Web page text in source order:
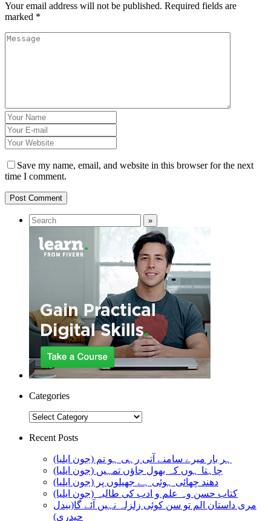
Your email address will not be published. Required fields are
marked *
Save my name, email, and website in this browser for the next
time I comment.
Categories
Categories
Recent Posts
ہر بار میرے سامنے آتی رہی ہو تم (جون ایلیا)
چاہتا ہوں کہ بھول جاؤں تمہیں (جون ایلیا)
دھند چھائی ہوئی ہے جھیلوں پر (جون ایلیا)
کتاب حسن وہ علم و ادب کی طالبہ (جون ایلیا)
مری داستان الم تو سن کوئی زلزلہ نہیں آئے گا(بیدل
حیدری)